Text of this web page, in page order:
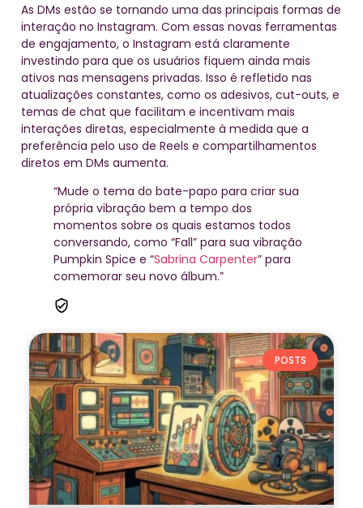
As DMs estão se tornando uma das principais formas de
interação no Instagram. Com essas novas ferramentas
de engajamento, o Instagram está claramente
investindo para que os usuários fiquem ainda mais
ativos nas mensagens privadas. Isso é refletido nas
atualizações constantes, como os adesivos, cut-outs, e
temas de chat que facilitam e incentivam mais
interações diretas, especialmente à medida que a
preferência pelo uso de Reels e compartilhamentos
diretos em DMs aumenta.
“Mude o tema do bate-papo para criar sua
própria vibração bem a tempo dos
momentos sobre os quais estamos todos
conversando, como “Fall” para sua vibração
Pumpkin Spice e “Sabrina Carpenter” para
comemorar seu novo álbum.”
POSTS